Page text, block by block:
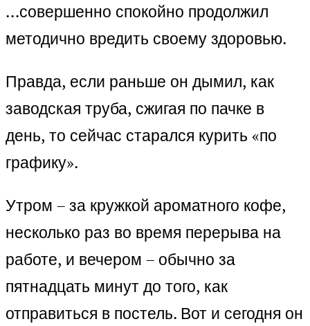
…совершенно спокойно продолжил
методично вредить своему здоровью.
Правда, если раньше он дымил, как
заводская труба, сжигая по пачке в
день, то сейчас старался курить «по
графику».
Утром – за кружкой ароматного кофе,
несколько раз во время перерыва на
работе, и вечером – обычно за
пятнадцать минут до того, как
отправиться в постель. Вот и сегодня он